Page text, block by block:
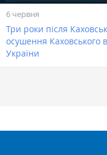
6 червня
Три роки після
осушення Каховського
України